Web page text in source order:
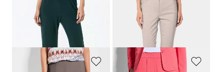
GOLDNER
Bequeme Slinky-Hose VERA
99,00 CHF 159,00 CHF
GOLDNER
Satin-BaumwollhoseLOUISA
119,00 CHF
179,00 CHF